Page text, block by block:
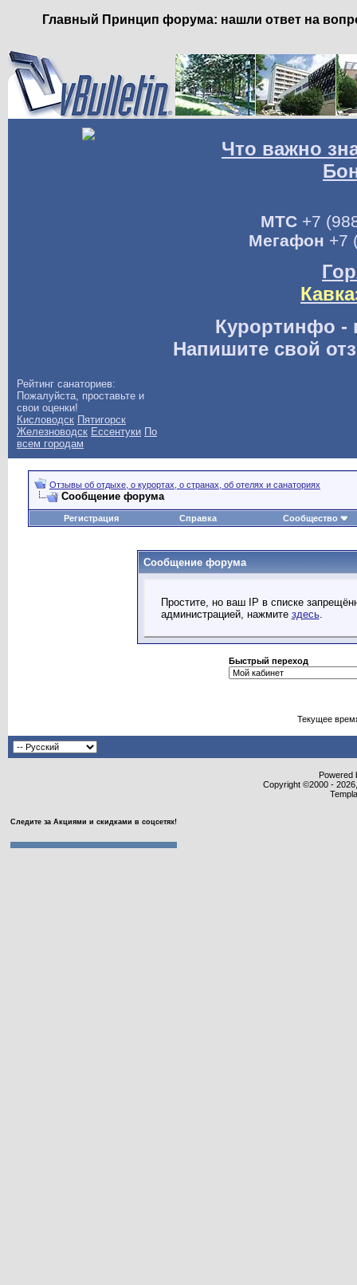
Главный Принцип форума: нашли ответ на
Что важно
МТС+7
Мегафон +7
Курортинфо -
Напишите свой
Рейтинг санаториев:
Пожалуйста, проставьте и
свои оценки!
Кисловодск Пятигорск
Железноводск Ессентуки По
всем городам
Отзывы об отдыхе, о курортах, о странах, об отелях и санаториях
Сообщение форума
Регистрация Справка Сообщество
Сообщение форума
Простите, но ваш IP в списке
администрацией, нажмите здесь.
Быстрый переход
Текущее
Powered
Copyright ©2000 -
Следите за Акциями и скидками в соцсетях!